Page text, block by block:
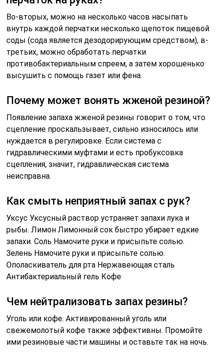
Во-вторых, можно на несколько часов насыпать
внутрь каждой перчатки несколько щепоток пищевой
соды (сода является дезодорирующим средством), в-
третьих, можно обработать перчатки
противобактериальным спреем, а затем хорошенько
высушить с помощь газет или фена.
Почему может вонять жженой резиной?
Появление запаха жженой резины говорит о том, что
сцепление проскальзывает, сильно износилось или
нуждается в регулировке. Если система с
гидравлическими муфтами и есть пробуксовка
сцепления, значит, гидравлическая система
неисправна.
Как смыть неприятный запах с рук?
Уксус Уксусный раствор устраняет запахи лука и
рыбы. Лимон Лимонный сок быстро убирает едкие
запахи. Соль Намочите руки и присыпьте солью.
Зелень Намочите руки и присыпьте солью.
Ополаскиватель для рта Нержавеющая сталь
Антибактериальный гель Кофе
Чем нейтрализовать запах резины?
Уголь или кофе. Активированный уголь или
свежемолотый кофе также эффективны. Промойте
ими резиновые части машины и оставьте так на ночь.